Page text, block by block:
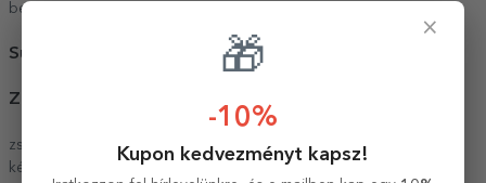
bevonatú ezüst
Súly
Zár
zsinór Csomagolás
: az ékszert elegáns, prémium anyagból
készült fekete borítékban csomagoljuk.
×
🎁
-10%
Kupon kedvezményt kapsz!